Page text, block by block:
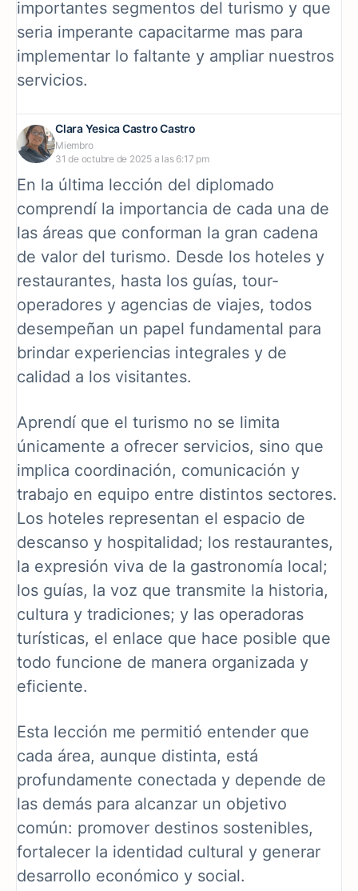
importantes segmentos del turismo y que
seria imperante capacitarme mas para
implementar lo faltante y ampliar nuestros
servicios.
Clara Yesica Castro Castro
Miembro
31 de octubre de 2025 a las 6:17 pm
En la última lección del diplomado
comprendí la importancia de cada una de
las áreas que conforman la gran cadena
de valor del turismo. Desde los hoteles y
restaurantes, hasta los guías, tour-
operadores y agencias de viajes, todos
desempeñan un papel fundamental para
brindar experiencias integrales y de
calidad a los visitantes.
Aprendí que el turismo no se limita
únicamente a ofrecer servicios, sino que
implica coordinación, comunicación y
trabajo en equipo entre distintos sectores.
Los hoteles representan el espacio de
descanso y hospitalidad; los restaurantes,
la expresión viva de la gastronomía local;
los guías, la voz que transmite la historia,
cultura y tradiciones; y las operadoras
turísticas, el enlace que hace posible que
todo funcione de manera organizada y
eficiente.
Esta lección me permitió entender que
cada área, aunque distinta, está
profundamente conectada y depende de
las demás para alcanzar un objetivo
común: promover destinos sostenibles,
fortalecer la identidad cultural y generar
desarrollo económico y social.